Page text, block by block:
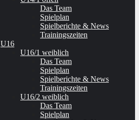
Das Team
Spielplan
Spielberichte & News
Trainingszeiten
U16
U16/1 weiblich
Das Team
Spielplan
Spielberichte & News
Trainingszeiten
U16/2 weiblich
Das Team
Spielplan